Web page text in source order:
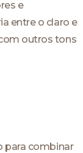
e
entre o claro e
outros tons
para combinar